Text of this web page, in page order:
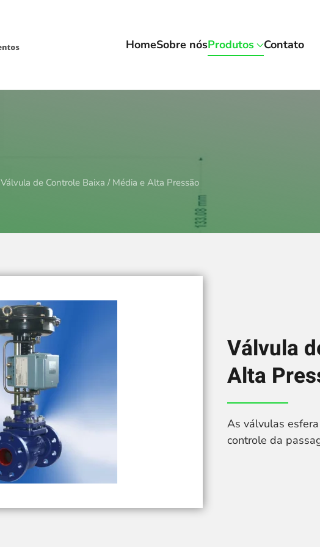
HomeSobre nósProdutos Contato
Válvula de Controle Baixa / Média e Alta Pressão
Válvula
Alta
As válvulas
controle da